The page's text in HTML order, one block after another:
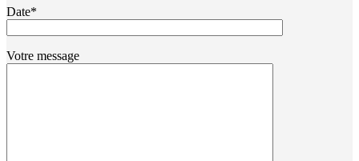
Date*
Votre message